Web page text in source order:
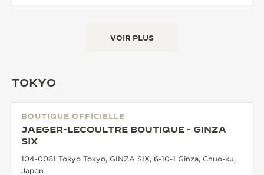
VOIR PLUS
TOKYO
BOUTIQUE OFFICIELLE
JAEGER-LECOULTRE BOUTIQUE - GINZA
SIX
104-0061 Tokyo Tokyo, GINZA SIX, 6-10-1 Ginza, Chuo-ku,
Japon